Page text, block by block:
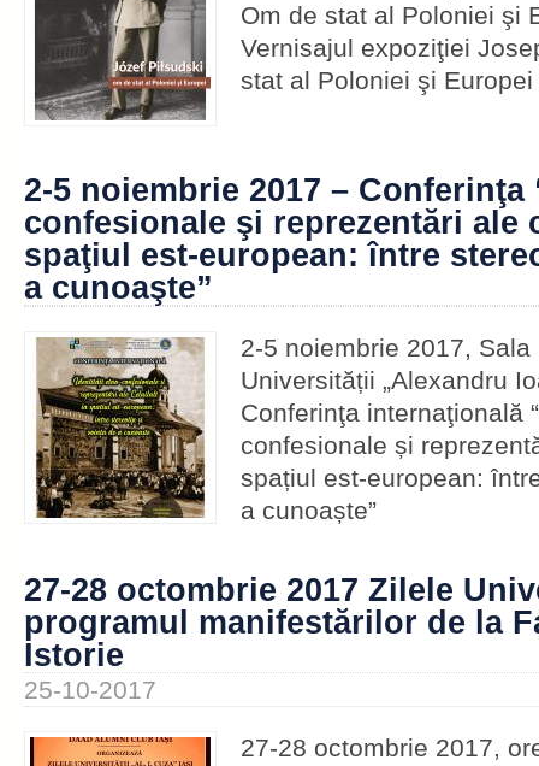
Om de stat al Poloniei şi
Vernisajul expoziţiei
stat al Poloniei şi
2-5 noiembrie 2017 –
confesionale şi reprezentări ale
spaţiul est-european: între
a cunoaşte”
2-5 noiembrie 2017,
Universității „Alexandru
Conferinţa internaţională
confesionale și
spațiul est-european:
a cunoaște”
27-28 octombrie 2017 Zilele
programul manifestărilor de la
Istorie
25-10-2017
27-28 octombrie 2017,